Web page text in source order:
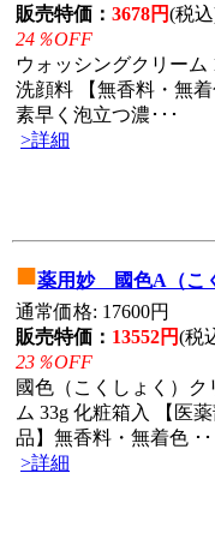
販売特価： 3678円(税
24％OFF
ウォッシングクリーム
洗顔料 【無香料・無着
素早く泡立つ濃･･･
>詳細
■薬用妙 國色A（こ
通常価格: 17600円
販売特価： 13552円(税
23％OFF
國色（こくしょく）ク
ム 33g 化粧箱入 【医
品】無香料・無着色 ･･
>詳細